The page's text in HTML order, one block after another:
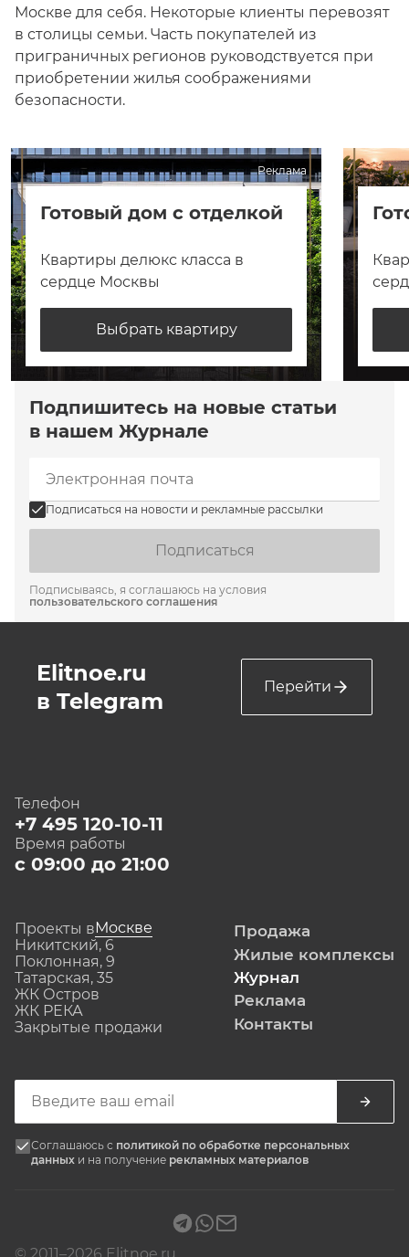
Москве для себя. Некоторые клиенты перевозят
в столицы семьи. Часть покупателей из
приграничных регионов руководствуется при
приобретении жилья соображениями
безопасности.
Реклама
Готовый дом с отделкой
Квартиры делюкс класса в
сердце Москвы
Выбрать квартиру
Подпишитесь на новые статьи
в нашем Журнале
Подписаться на новости и рекламные рассылки
Подписаться
Подписываясь, я соглашаюсь на условия
пользовательского соглашения
Elitnoe.ru
в Telegram
Перейти
Телефон
+7 495 120-10-11
Время работы
с 09:00 до 21:00
Проекты вМоскве
Никитский, 6
Поклонная, 9
Татарская, 35
ЖК Остров
ЖК РЕКА
Закрытые продажи
Продажа
Жилые комплексы
Журнал
Реклама
Контакты
Соглашаюсь с политикой по обработке персональных
данных и на получение рекламных материалов